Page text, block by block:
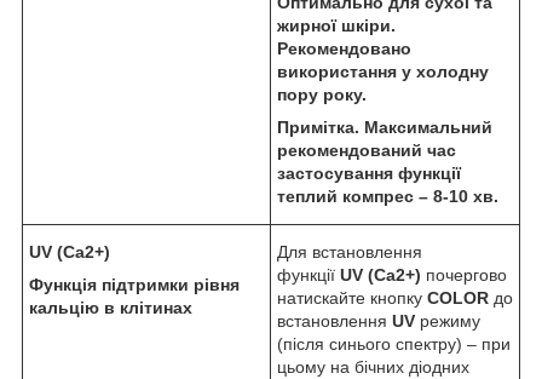
жирної шкіри.
Рекомендовано
використання у холодну
пору року.
Примітка. Максимальний
рекомендований час
застосування функції
теплий компрес – 8-10 хв.
UV (Ca2+)
Функція підтримки рівня
кальцію в клітинах
Для встановлення
функції UV (Ca2+) почергово
натискайте кнопку COLOR до
встановлення UV режиму
(після синього спектру) – при
цьому на бічних діодних